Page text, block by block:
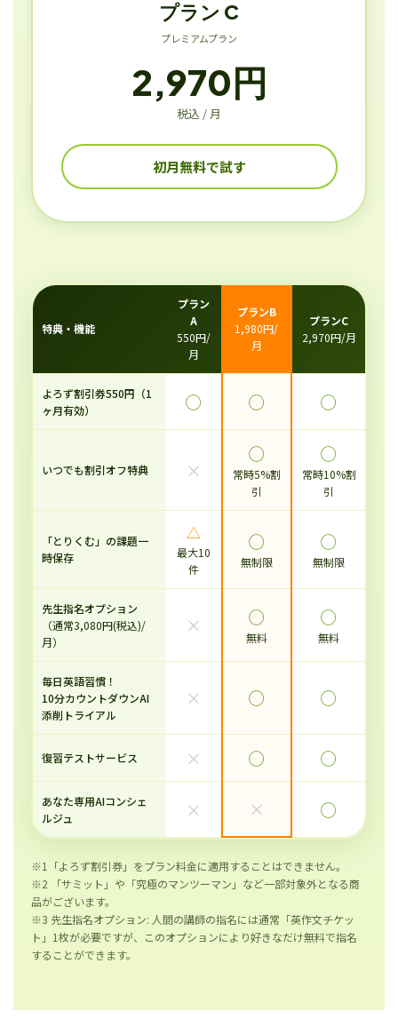
プラン C
プレミアムプラン
2,970円
税込 / 月
初月無料で試す
特典・機能
プラン
A
550円/
月
プランB
1,980円/
月
プランC
2,970円/月
よろず割引券550円（1
ヶ月有効）
◯ ◯ ◯
いつでも割引オフ特典 ×
◯
常時5%割
引
◯
常時10%割
引
「とりくむ」の課題一
時保存
△
最大10
件
◯
無制限
◯
無制限
先生指名オプション
（通常3,080円(税込)/
月）
× ◯
無料
◯
無料
毎日英語習慣！
10分カウントダウンAI
添削トライアル
× ◯ ◯
復習テストサービス × ◯ ◯
あなた専用AIコンシェ
ルジュ
× × ◯
※1「よろず割引券」をプラン料金に適用することはできません。
※2 「サミット」や「究極のマンツーマン」など一部対象外となる商
品がございます。
※3 先生指名オプション: 人間の講師の指名には通常「英作文チケッ
ト」1枚が必要ですが、このオプションにより好きなだけ無料で指名
することができます。